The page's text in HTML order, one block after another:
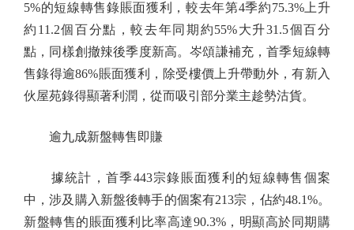
5%的短線轉售錄賬面獲利，較去年第4季約75.3%上升
約11.2個百分點，較去年同期約55%大升31.5個百分
點，同樣創撤辣後季度新高。岑頌謙補充，首季短線轉
售錄得逾86%賬面獲利，除受樓價上升帶動外，有新入
伙屋苑錄得顯著利潤，從而吸引部分業主趁勢沽貨。
逾九成新盤轉售即賺
據統計，首季443宗錄賬面獲利的短線轉售個案
中，涉及購入新盤後轉手的個案有213宗，佔約48.1%。
新盤轉售的賬面獲利比率高達90.3%，明顯高於同期購